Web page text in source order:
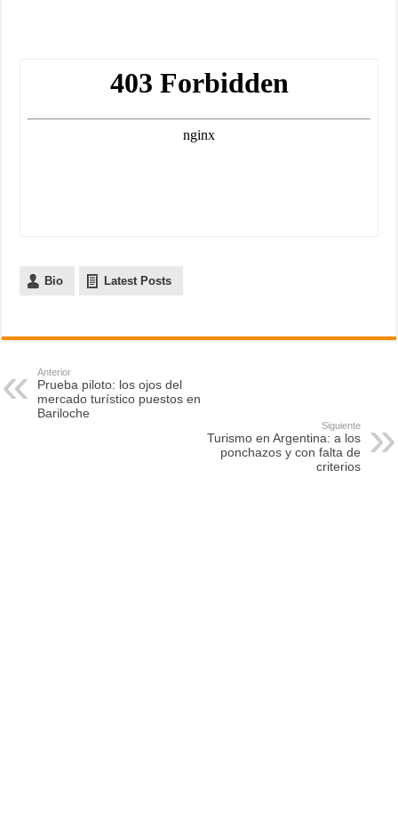
Bio Latest Posts
Anterior
Prueba piloto: los ojos del
mercado turístico puestos en
Bariloche
Siguiente
Turismo en Argentina: a los
ponchazos y con falta de
criterios